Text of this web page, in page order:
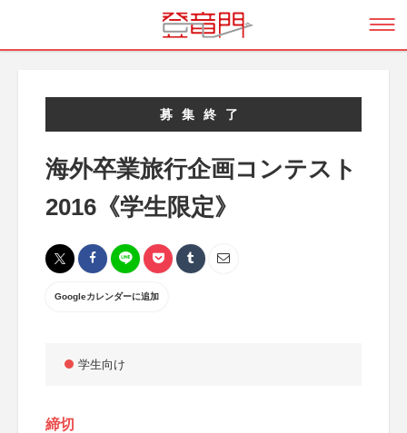
募集終了
海外卒業旅行企画コンテスト
2016《学生限定》
Googleカレンダーに追加
学生向け
締切